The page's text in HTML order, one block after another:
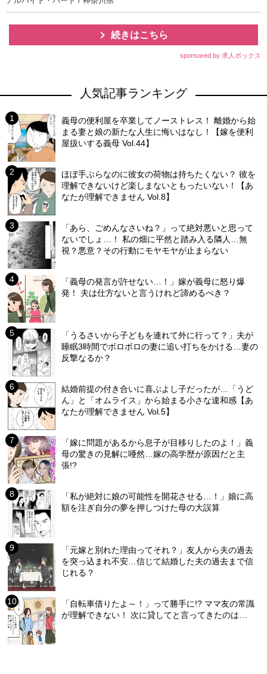
続きはこちら
sponsored by 求人ボックス
人気記事ランキング
義母の便利屋を卒業してノーストレス！ 離婚から始
まる妻と娘の新たな人生に悔いはなし！【嫁を便利
屋扱いする義母 Vol.44】
ほぼ手ぶらなのに彼女の荷物は持ちたくない？ 彼を
理解できないけど楽しまないともったいない！【あ
なたが理解できません Vol.8】
「あら、ごめんなさいね？」って絶対悪いと思って
ないでしょ…！ 私の畑に平然と踏み入る隣人…無
視？悪意？その行動にモヤモヤが止まらない
「義母の発言が許せない…！」嫁が義母に怒り爆
発！ 夫は仕方ないと言うけれど諦めるべき？
「うるさいから子どもを連れて外に行って？」夫が
睡眠3時間でボロボロの妻に追い打ちをかける…妻の
反撃なるか？
結婚前提の付き合いに喜ぶよし子だったが…「うど
ん」と「オムライス」から始まる小さな違和感【あ
なたが理解できません Vol.5】
「嫁に問題があるから息子が目移りしたのよ！」義
母の驚きの見解に唖然…嫁の高学歴が原因だと主
張!?
「私が絶対に娘の可能性を開花させる…！」娘に高
額を注ぎ自分の夢を押しつけた母の大誤算
「元嫁と別れた理由ってそれ？」友人から夫の過去
を突っ込まれ不安…信じて結婚した夫の過去まで信
じれる？
「自転車借りたよ～！」って勝手に!? ママ友の常識
が理解できない！ 次に貸してと言ってきたのは…